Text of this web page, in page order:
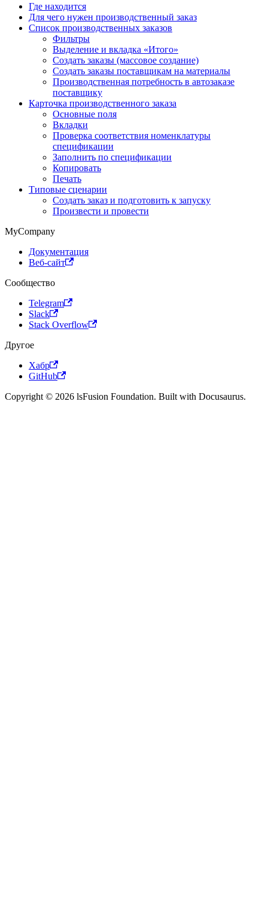
Где находится
Для чего нужен производственный заказ
Список производственных заказов
Фильтры
Выделение и вкладка «Итого»
Создать заказы (массовое создание)
Создать заказы поставщикам на материалы
Производственная потребность в автозаказе
поставщику
Карточка производственного заказа
Основные поля
Вкладки
Проверка соответствия номенклатуры
спецификации
Заполнить по спецификации
Копировать
Печать
Типовые сценарии
Создать заказ и подготовить к запуску
Произвести и провести
MyCompany
Документация
Веб-сайт
Сообщество
Telegram
Slack
Stack Overflow
Другое
Хабр
GitHub
Copyright © 2026 lsFusion Foundation. Built with Docusaurus.